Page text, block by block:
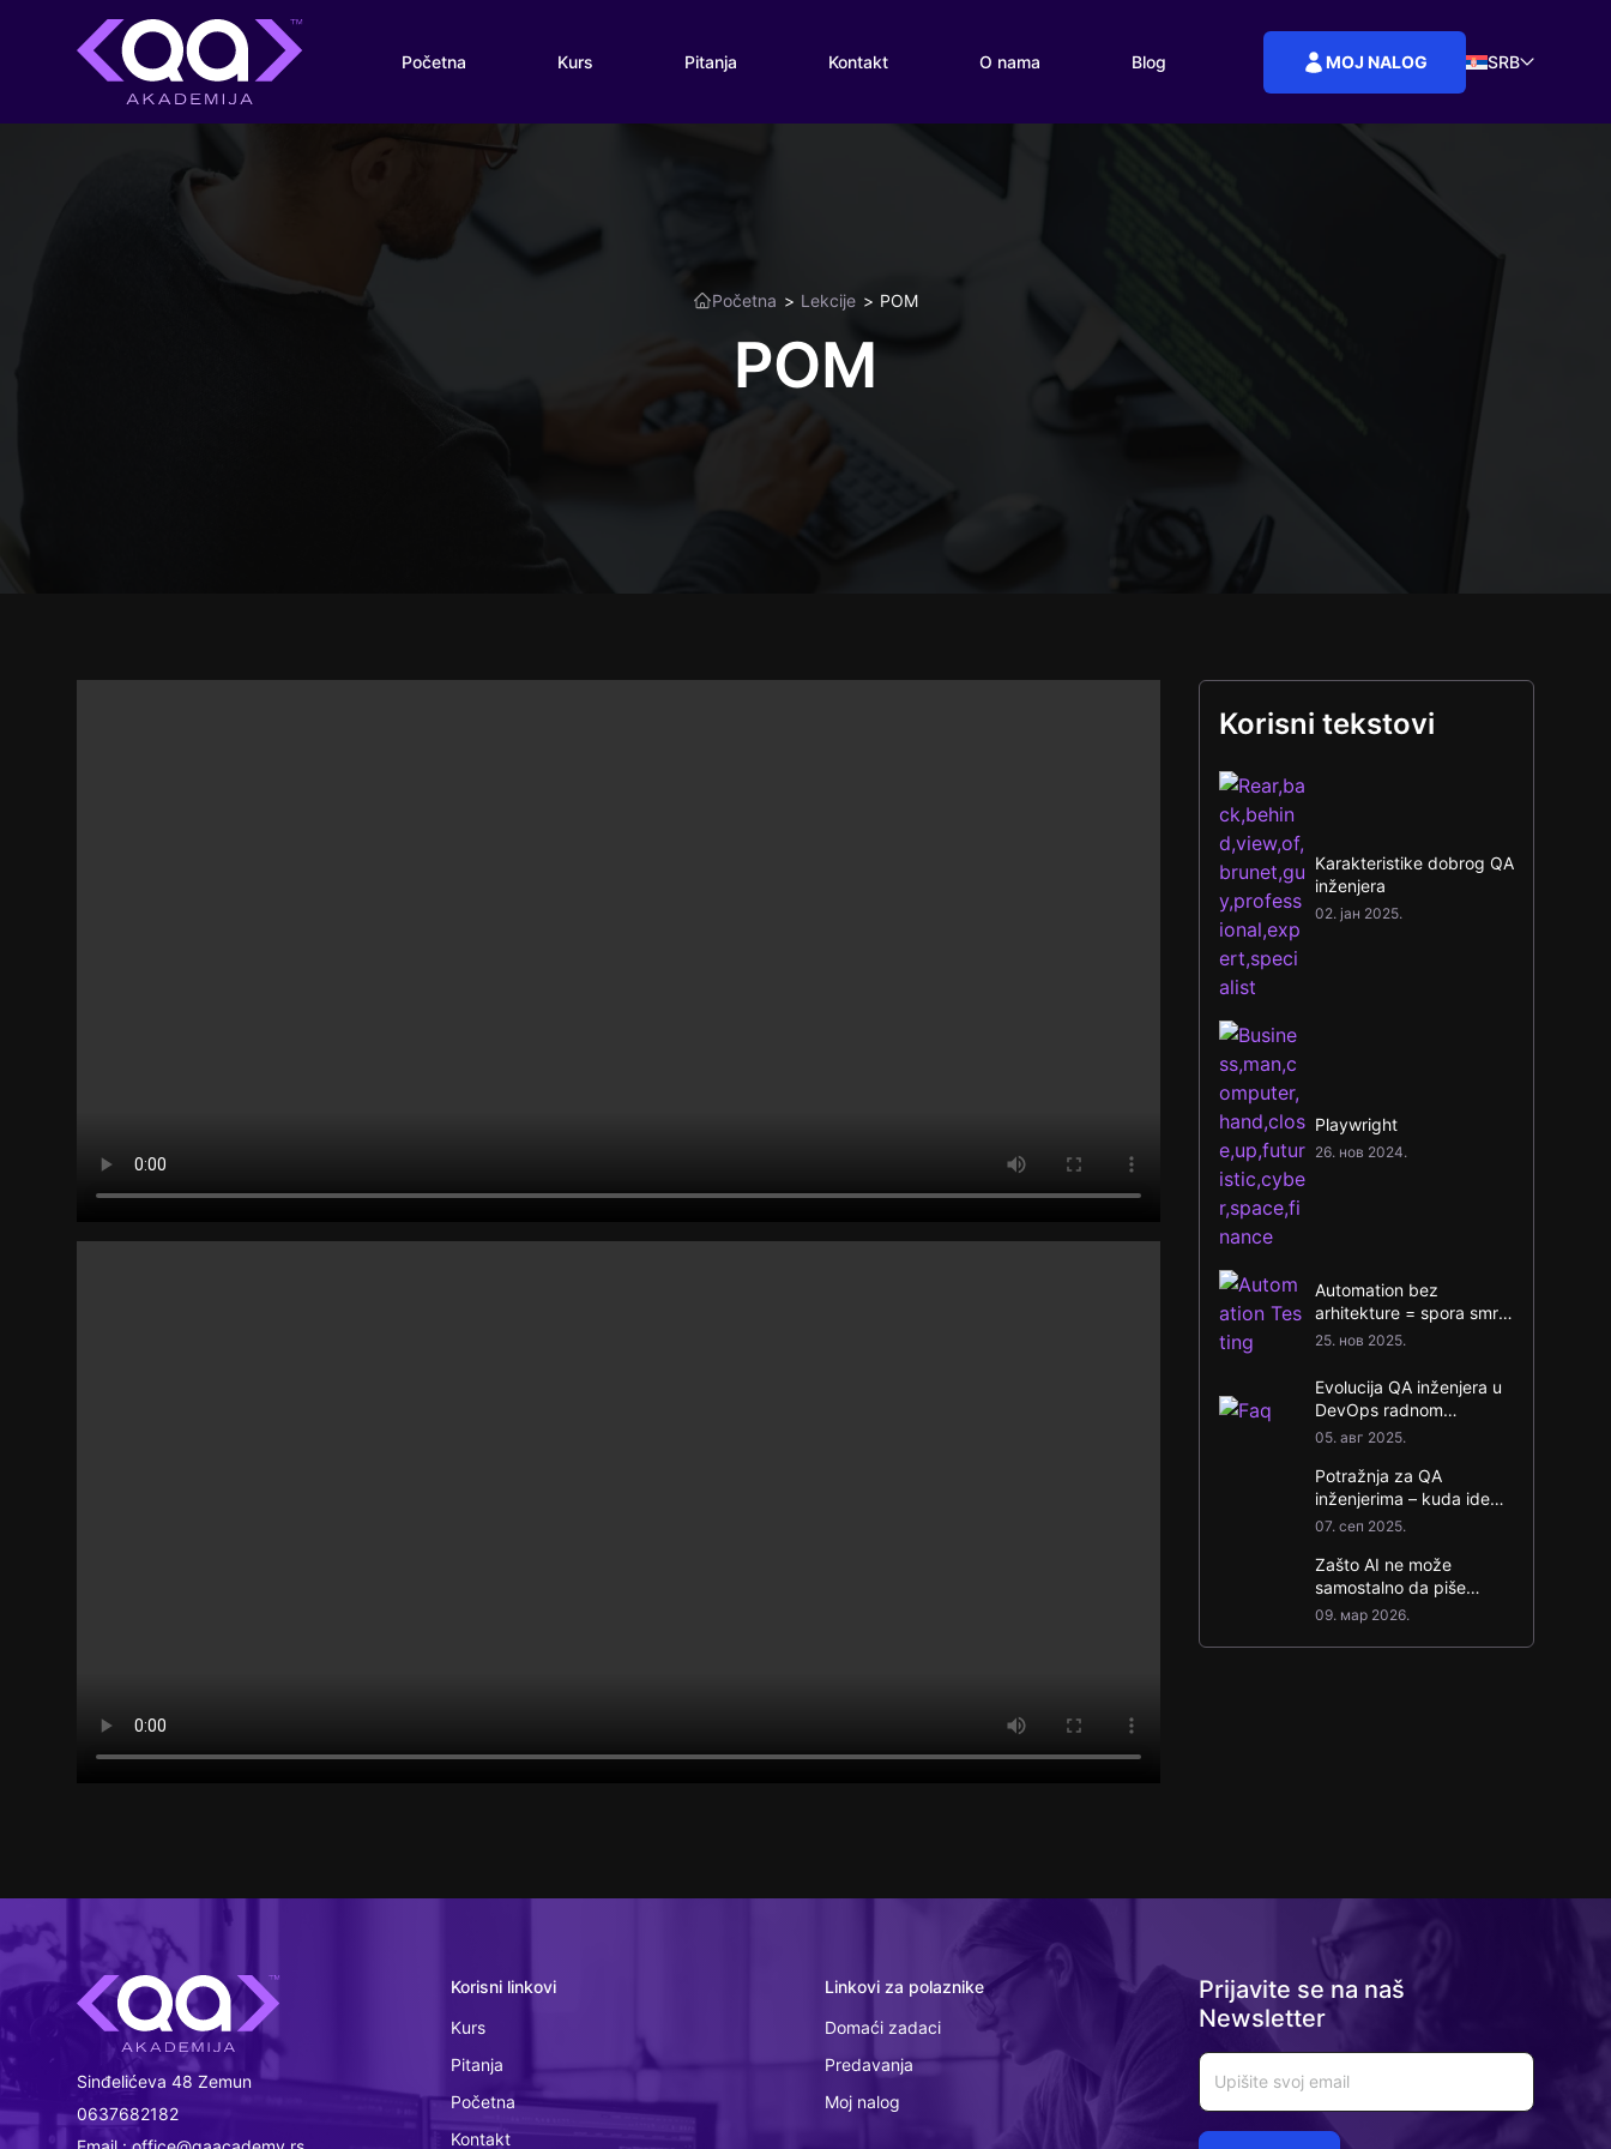
Početna Kurs Pitanja Kontakt O nama Blog MOJ NALOG SRB
Početna > Lekcije > POM
POM
Korisni tekstovi
Karakteristike dobrog QA
inženjera
02. јан 2025.
Playwright
26. нов 2024.
Automation bez
arhitekture = spora smrt
projekta
25. нов 2025.
Evolucija QA inženjera u
DevOps radnom
okruženju
05. авг 2025.
Potražnja za QA
inženjerima – kuda ide
tržište?
07. сеп 2025.
Zašto AI ne može
samostalno da piše
održive automatske
09. мар 2026.
Sinđelićeva 48 Zemun
0637682182
Korisni linkovi
Kurs
Pitanja
Početna
Kontakt
Linkovi za polaznike
Domaći zadaci
Predavanja
Moj nalog
Prijavite se na naš
Newsletter
Email
Email